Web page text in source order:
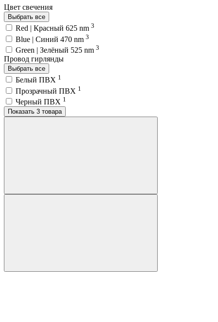
Цвет свечения
Выбрать все
Red | Красный 625 nm 3
Blue | Синий 470 nm 3
Green | Зелёный 525 nm 3
Провод гирлянды
Выбрать все
Белый ПВХ 1
Прозрачный ПВХ 1
Черный ПВХ 1
Показать 3 товара